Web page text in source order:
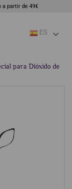
a partir de 49€
ES
para Dióxido de